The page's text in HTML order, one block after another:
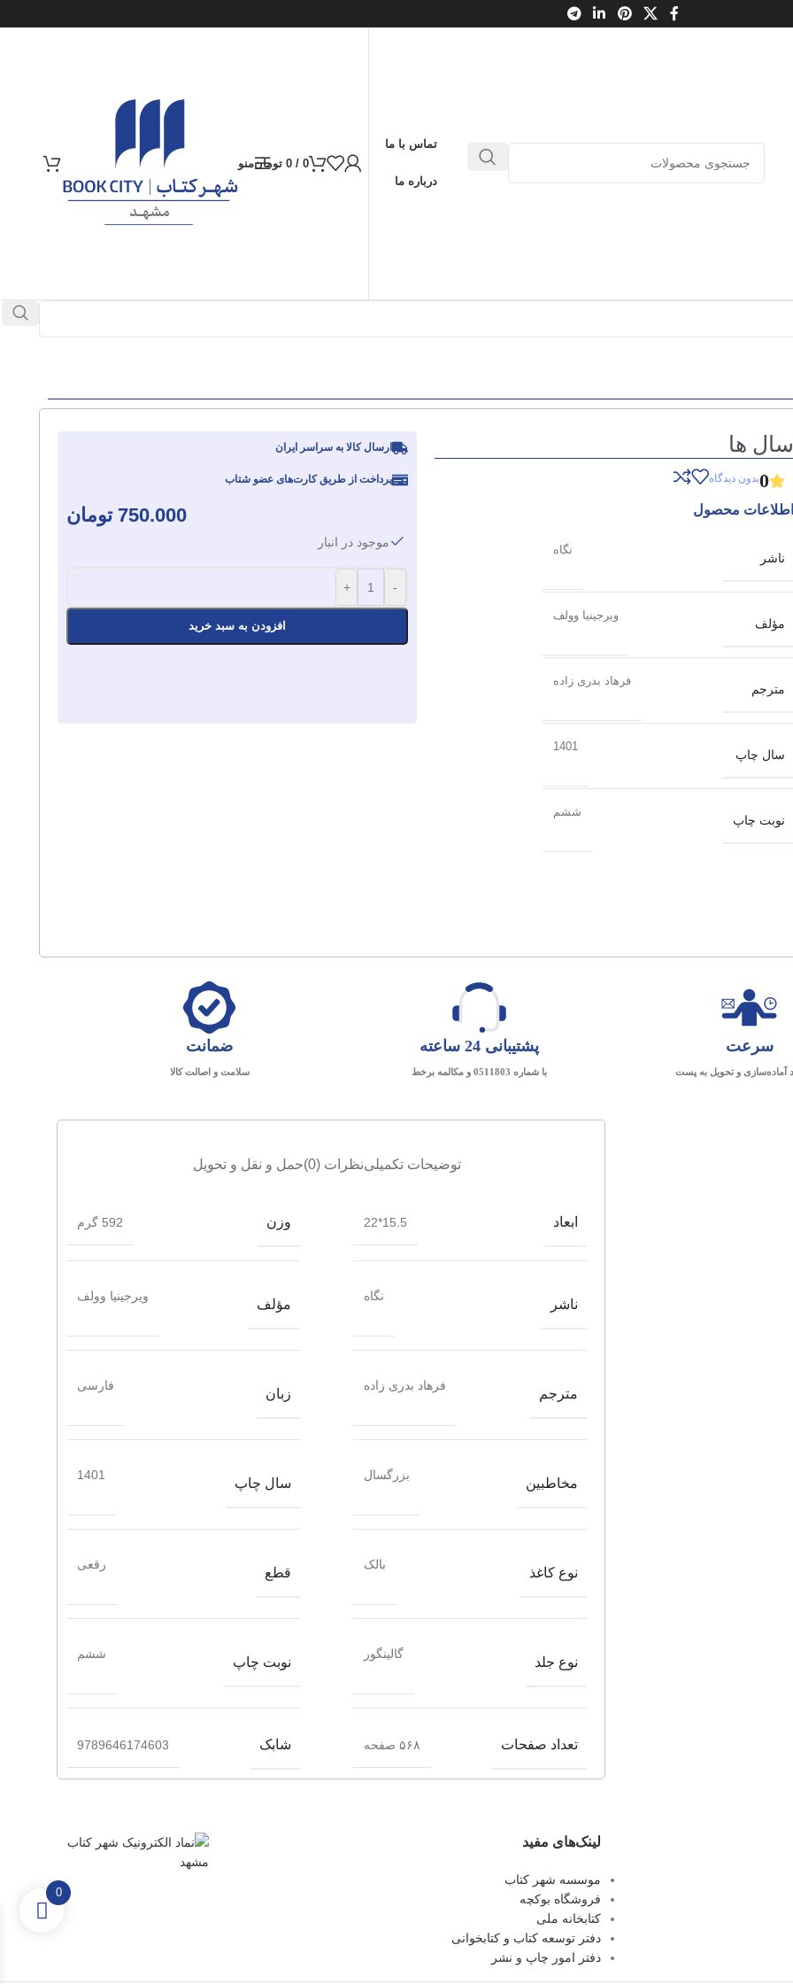
تماس با ما
درباره ما
0
/
0 تومانمنو
سال ها
0بدون دیدگاه
اطلاعات محصول
ناشر
نگاه
مؤلف
ویرجینیا وولف
مترجم
فرهاد بدری زاده
سال چاپ
1401
نوبت چاپ
ششم
ارسال کالا به سراسر ایران
پرداخت از طریق کارت‌های عضو شتاب
750.000 تومان
موجود در انبار
-
+
افزودن به سبد خرید
سرعت
آماده‌سازی و تحویل به پست
پشتیبانی 24 ساعته
با شماره 0511803 و مکالمه برخط
ضمانت
سلامت و اصالت کالا
توضیحات تکمیلینظرات (0) حمل و نقل و تحویل
ابعاد 15.5*22 وزن 592 گرم
ناشر
نگاه
مؤلف
ویرجینیا وولف
مترجم
فرهاد بدری زاده
زبان
فارسی
مخاطبین
بزرگسال
سال چاپ
1401
نوع کاغذ
بالک
قطع
رقعی
نوع جلد
گالینگور
نوبت چاپ
ششم
تعداد صفحات ۵۶۸ صفحه شابک 9789646174603
لینک‌های مفید
موسسه شهر کتاب
فروشگاه بوکچه
کتابخانه ملی
دفتر توسعه کتاب و کتابخوانی
دفتر امور چاپ و نشر
0